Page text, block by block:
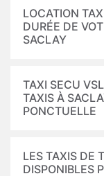
LOCATION
DURÉE DE
SACLAY
TAXI SECU
TAXIS À
PONCTUELLE
LES TAXIS DE
DISPONIBLES